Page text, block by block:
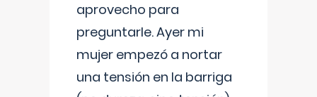
aprovecho para
preguntarle. Ayer mi
mujer empezó a nortar
una tensión en la barriga